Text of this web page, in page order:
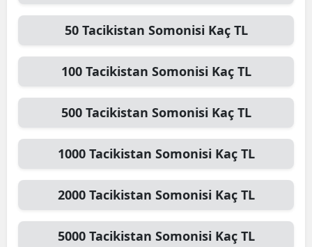
50 Tacikistan Somonisi Kaç TL
100 Tacikistan Somonisi Kaç TL
500 Tacikistan Somonisi Kaç TL
1000 Tacikistan Somonisi Kaç TL
2000 Tacikistan Somonisi Kaç TL
5000 Tacikistan Somonisi Kaç TL